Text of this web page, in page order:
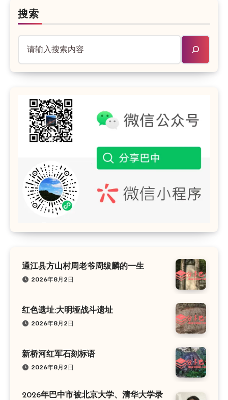
搜索
通江县方山村周老爷周绂麟的一生
2026年8月2日
红色遗址:大明垭战斗遗址
2026年8月2日
新桥河红军石刻标语
2026年8月2日
2026年巴中市被北京大学、清华大学录